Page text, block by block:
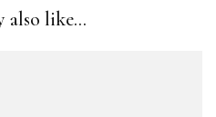
also like...